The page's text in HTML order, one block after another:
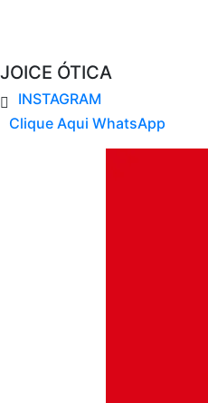
JOICE ÓTICA
INSTAGRAM
Clique Aqui WhatsApp